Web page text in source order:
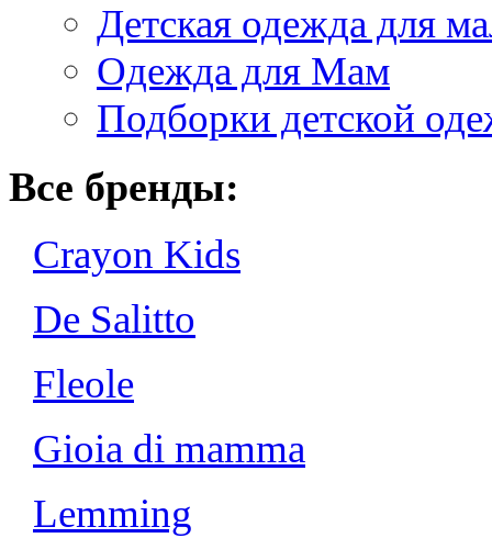
Детская одежда для
Одежда для Мам
Подборки детской
Все бренды:
Crayon Kids
De Salitto
Fleole
Gioia di mamma
Lemming